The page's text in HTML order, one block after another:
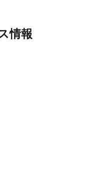
情報